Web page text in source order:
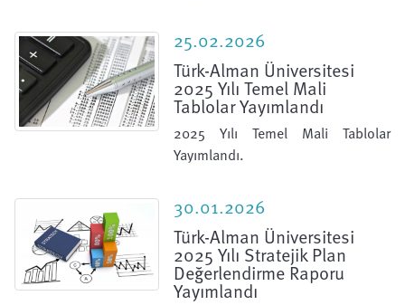
25.02.2026
Türk-Alman Üniversitesi
2025 Yılı Temel Mali
Tablolar Yayımlandı
2025 Yılı Temel Mali Tablolar
Yayımlandı.
30.01.2026
Türk-Alman Üniversitesi
2025 Yılı Stratejik Plan
Değerlendirme Raporu
Yayımlandı